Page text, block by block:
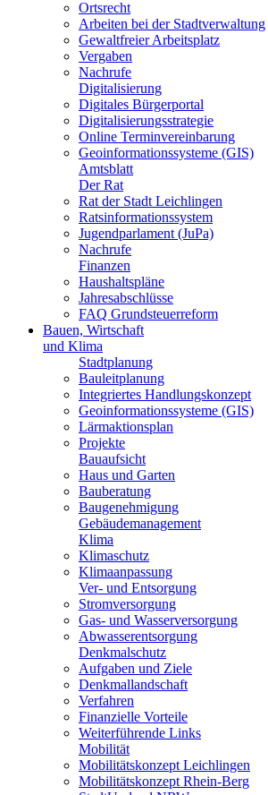
Ortsrecht
Arbeiten bei der Stadtverwaltung
Gewaltfreier Arbeitsplatz
Vergaben
Nachrufe
Digitalisierung
Digitales Bürgerportal
Digitalisierungsstrategie
Online Terminvereinbarung
Geoinformationssysteme (GIS)
Amtsblatt
Der Rat
Rat der Stadt Leichlingen
Ratsinformationssystem
Jugendparlament (JuPa)
Nachrufe
Finanzen
Haushaltspläne
Jahresabschlüsse
FAQ Grundsteuerreform
Bauen, Wirtschaft
und Klima
Stadtplanung
Bauleitplanung
Integriertes Handlungskonzept
Geoinformationssysteme (GIS)
Lärmaktionsplan
Projekte
Bauaufsicht
Haus und Garten
Bauberatung
Baugenehmigung
Gebäudemanagement
Klima
Klimaschutz
Klimaanpassung
Ver- und Entsorgung
Stromversorgung
Gas- und Wasserversorgung
Abwasserentsorgung
Denkmalschutz
Aufgaben und Ziele
Denkmallandschaft
Verfahren
Finanzielle Vorteile
Weiterführende Links
Mobilität
Mobilitätskonzept Leichlingen
Mobilitätskonzept Rhein-Berg